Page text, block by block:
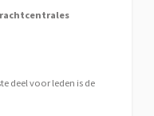
deel voor leden is de